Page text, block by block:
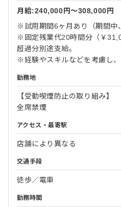
月給:240,000円〜308,000円
※試用期間6ヶ月あり（期間中
※固定残業代20時間分（￥
超過分別途支給。
※経験やスキルなどを考慮し、
勤務地
【受動喫煙防止の取り組み】
全席禁煙
アクセス・最寄駅
店舗により異なる
交通手段
徒歩／電車
勤務時間